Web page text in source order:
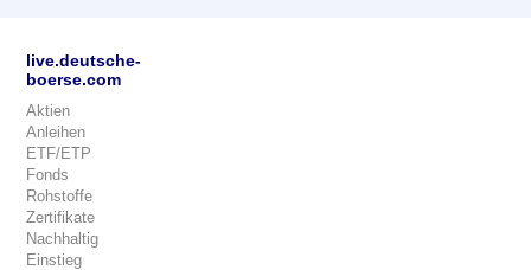
live.deutsche-
boerse.com
Aktien
Anleihen
ETF/ETP
Fonds
Rohstoffe
Zertifikate
Nachhaltig
Einstieg